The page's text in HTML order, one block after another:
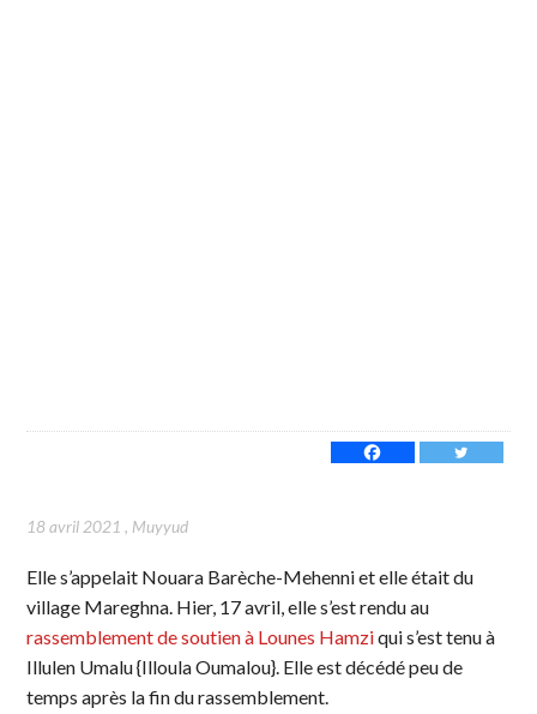
18 avril 2021 , Muyyud
Elle s’appelait Nouara Barèche-Mehenni et elle était du
village Mareghna. Hier, 17 avril, elle s’est rendu au
rassemblement de soutien à Lounes Hamziqui s’est tenu à
Illulen Umalu {Illoula Oumalou}. Elle est décédé peu de
temps après la fin du rassemblement.